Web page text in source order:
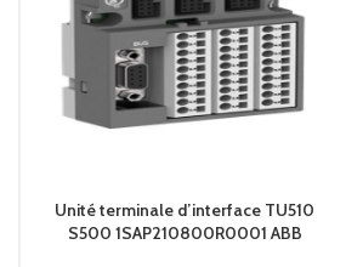
Unité terminale d’interface TU510
S500 1SAP210800R0001 ABB